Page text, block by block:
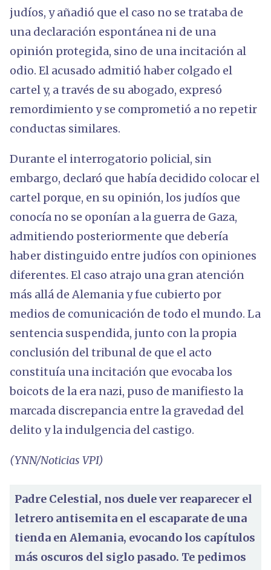
judíos, y añadió que el caso no se trataba de
una declaración espontánea ni de una
opinión protegida, sino de una incitación al
odio. El acusado admitió haber colgado el
cartel y, a través de su abogado, expresó
remordimiento y se comprometió a no repetir
conductas similares.
Durante el interrogatorio policial, sin
embargo, declaró que había decidido colocar el
cartel porque, en su opinión, los judíos que
conocía no se oponían a la guerra de Gaza,
admitiendo posteriormente que debería
haber distinguido entre judíos con opiniones
diferentes. El caso atrajo una gran atención
más allá de Alemania y fue cubierto por
medios de comunicación de todo el mundo. La
sentencia suspendida, junto con la propia
conclusión del tribunal de que el acto
constituía una incitación que evocaba los
boicots de la era nazi, puso de manifiesto la
marcada discrepancia entre la gravedad del
delito y la indulgencia del castigo.
(YNN/Noticias VPI)
Padre Celestial, nos duele ver reaparecer el
letrero antisemita en el escaparate de una
tienda en Alemania, evocando los capítulos
más oscuros del siglo pasado. Te pedimos